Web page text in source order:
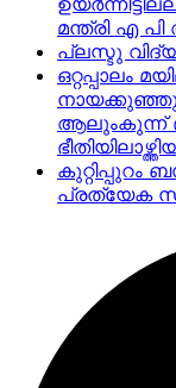
മന്ത്രി എ
പ്ലസ്ടു
ഒറ്റപ്പാലം
ആലുംകുന്ന്
പ്രത്യേക